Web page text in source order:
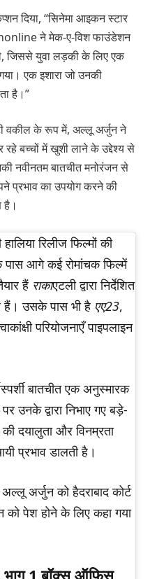
दिया, “सिनेमा आइकन स्टार
ने मेक-ए-विश फाउंडेशन
जिससे युवा लड़की के लिए एक
एक इशारा जो उनकी
है।”
वकील के रूप में, अल्लू अर्जुन ने
रहे बच्चों में खुशी लाने के उद्देश्य से
नवीनतम बातचीत मनोरंजन से
प्रभाव का उपयोग करने की
है।
रिलीज फिल्मों की
आगे कई रोमांचक फिल्में
हैं राकाएटली द्वारा निर्देशित
हैं। उसके पास भी है एए23,
परियोजनाएँ पाइपलाइन
बातचीत एक अनुस्मारक
उनके द्वारा निभाए गए बड़े-
दयालुता और विनम्रता
प्रभाव डालती है।
अर्जुन को हैदराबाद कोर्ट
पेश होने के लिए कहा गया